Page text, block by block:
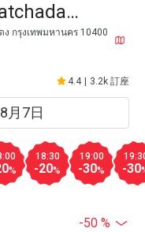
กรุงเทพมหานคร 10400
4.4 3.2k 訂座
%
18:30
-20%
19:00
-30% -30
-50 %